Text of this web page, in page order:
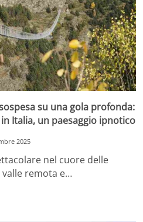
su una gola profonda:
Italia, un paesaggio ipnotico
2025
nel cuore delle
remota e…